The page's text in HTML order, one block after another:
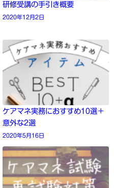
研修受講の手引き概要
2020年12月2日
ケアマネ実務におすすめ10選＋
意外な2選
2020年5月16日